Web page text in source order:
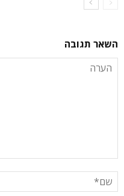
השאר תגובה